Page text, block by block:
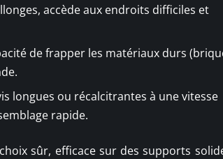
accède aux endroits difficiles et
de frapper les matériaux durs
longues ou récalcitrantes à une vitesse
rapide.
sûr, efficace sur des supports